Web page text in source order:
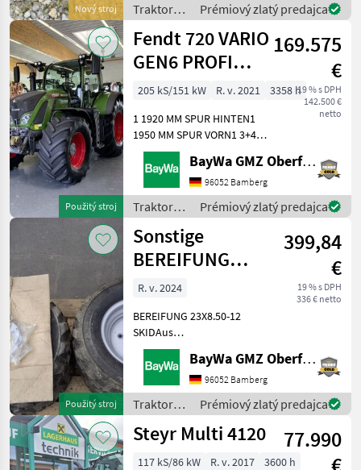
Nový stroj
Traktory /
Fendt
Prémiový zlatý predajca
Použitý stroj
Fendt 720 VARIO
GEN6 PROFI
PLUS
169.575
€
19 % s DPH
142.500 €
netto
205 kS/151 kW R. v. 2021
3358 h
1 1920 MM SPUR HINTEN1
1950 MM SPUR VORN1 3+4
KREIS/MEHRFACHK.SCHLEPP1
40 KM/H - AUSFÜHRUNG1
AB-SCHEINWERFER A-
SÄULE+KOTFLÜGEL HINTEN
LED1 AB-SCHEINWERFER
DACH HINTE
BayWa GMZ Oberfranken
96052 Bamberg
Traktory /
Fendt
Prémiový zlatý predajca
Použitý stroj
Sonstige
BEREIFUNG
23X8.50-12 SKI
399,84
€
19 % s DPH
336 € netto
R. v. 2024
BEREIFUNG 23X8.50-12
SKIDAus
Umbereifung.Lagerort
BayWa Döbeln. Traktory
Ostatné traktory
BayWa GMZ Oberfranken
96052 Bamberg
Traktory /
Sonstige
Prémiový zlatý predajca
Steyr Multi 4120
77.990
117 kS/86 kW R. v. 2017 3600 h